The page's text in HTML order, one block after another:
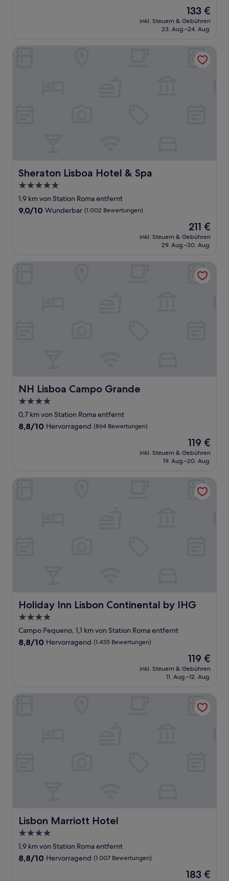
Der
Preis
beträgt
133 €
inkl. Steuern & Gebühren
23. Aug.–24. Aug.
Sheraton Lisboa Hotel & Spa
Sheraton Lisboa Hotel & Spa
5.0-
Sterne-
Unterkunft
1,9 km von Station Roma entfernt
9.0
9,0/10 Wunderbar (1.002 Bewertungen)
Der
Preis
beträgt
211 €
inkl. Steuern & Gebühren
29. Aug.–30. Aug.
NH Lisboa Campo Grande
NH Lisboa Campo Grande
4.0-
Sterne-
Unterkunft
0,7 km von Station Roma entfernt
8.8
8,8/10 Hervorragend (864 Bewertungen)
Der
Preis
beträgt
119 €
inkl. Steuern & Gebühren
19. Aug.–20. Aug.
Holiday Inn Lisbon Continental by IHG
Holiday Inn Lisbon Continental by IHG
4.0-
Sterne-
Unterkunft
Campo Pequeno, 1,1 km von Station Roma entfernt
8.8
8,8/10 Hervorragend (1.435 Bewertungen)
Der
Preis
beträgt
119 €
inkl. Steuern & Gebühren
11. Aug.–12. Aug.
Lisbon Marriott Hotel
Lisbon Marriott Hotel
4.0-
Sterne-
Unterkunft
1,9 km von Station Roma entfernt
8.8
8,8/10 Hervorragend (1.007 Bewertungen)
Der
183 €